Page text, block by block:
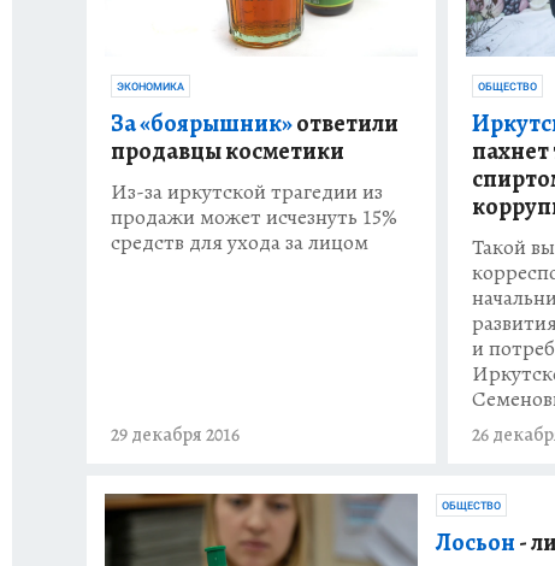
ЭКОНОМИКА
За «боярышник»ответили
продавцы косметики
Из-за иркутской трагедии из
продажи может исчезнуть 15%
средств для ухода за лицом
29 декабря 2016
ОБЩЕСТВО
Такой
и
26
ОБЩЕСТВО
Лосьон-